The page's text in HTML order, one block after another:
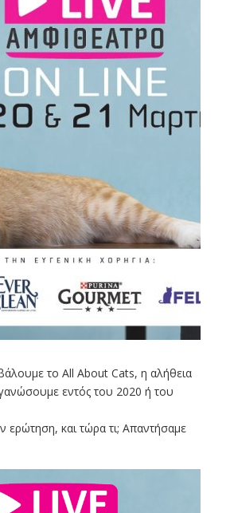
το All About Cats, η αλήθεια
εντός του 2020 ή του
ερώτηση, και τώρα τι; Απαντήσαμε